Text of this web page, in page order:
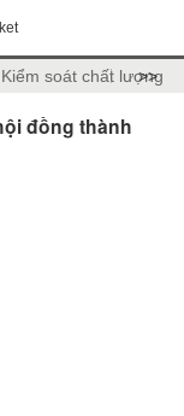
Kiểm soát chất lượng
>>
đồng thành